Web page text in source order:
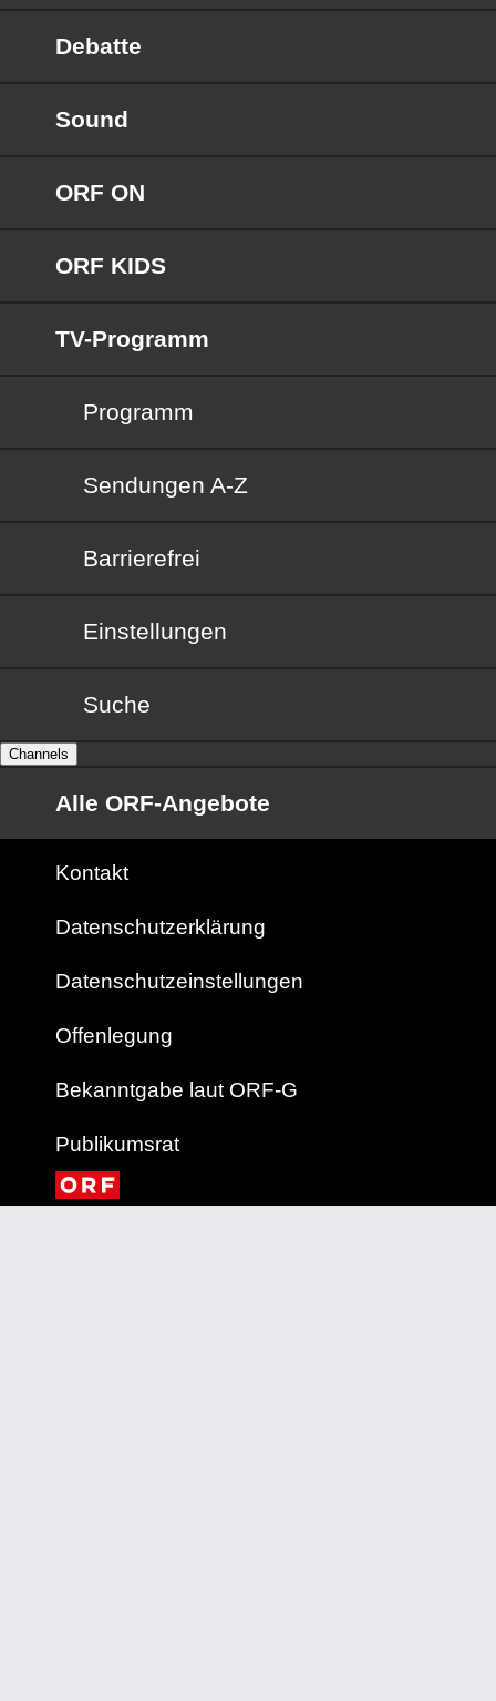
Debatte
Sound
ORF ON
ORF KIDS
TV-Programm
Programm
Sendungen von A bis Z
Sendungen A-Z
Barrierefrei
Barrierefrei
Einstellungen
Suche
Channels
Alle ORF-Angebote
Kontakt
Datenschutzerklärung
Datenschutzeinstellungen
Offenlegung
Bekanntgabe laut ORF-G
Publikumsrat